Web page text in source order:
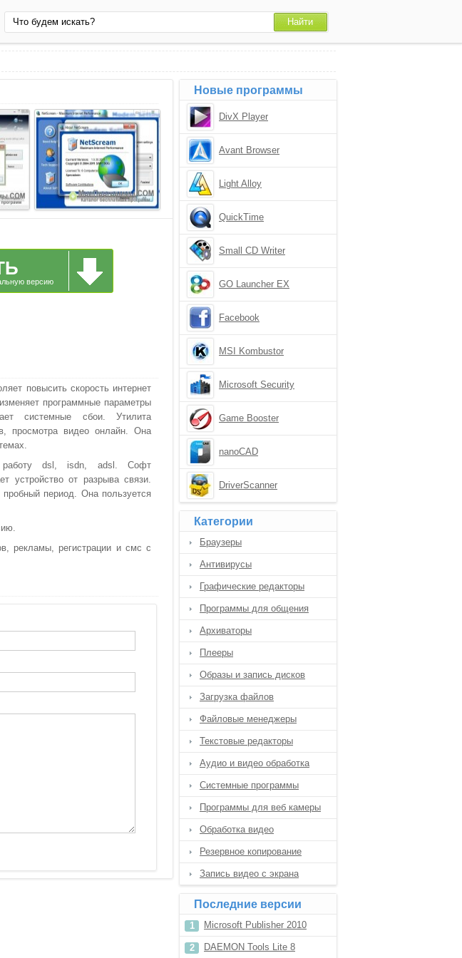
версию
повысить скорость интернет
программные параметры
системные сбои. Утилита
просмотра видео онлайн. Она
работу dsl, isdn, adsl. Софт
устройство от разрыва связи.
период. Она пользуется
рекламы, регистрации и смс с
Новые программы
DivX Player
Avant Browser
Light Alloy
QuickTime
Small CD Writer
GO Launcher EX
Facebook
MSI Kombustor
Microsoft Security
Game Booster
nanoCAD
DriverScanner
Категории
Браузеры
Антивирусы
Графические редакторы
Программы для общения
Архиваторы
Плееры
Образы и запись дисков
Загрузка файлов
Файловые менеджеры
Текстовые редакторы
Аудио и видео обработка
Системные программы
Программы для веб камеры
Обработка видео
Резервное копирование
Запись видео с экрана
Последние версии
Microsoft Publisher 2010
DAEMON Tools Lite 8